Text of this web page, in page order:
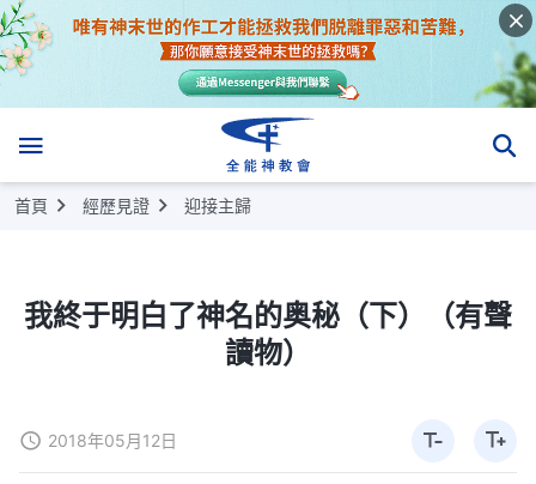
首頁 經歷見證 迎接主歸
我終于明白了神名的奥秘（下）（有聲
讀物）
2018年05月12日